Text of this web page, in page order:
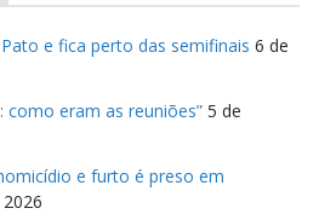
e fica perto das semifinais 6 de
como eram as reuniões” 5 de
e furto é preso em